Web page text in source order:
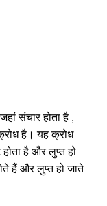
संचार होता है ,
है। यह क्रोध
है और लुप्त हो
हैं और लुप्त हो जाते